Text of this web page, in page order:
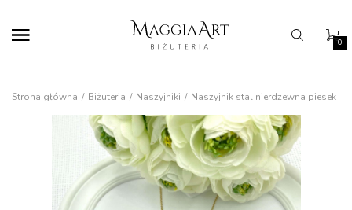
0
Strona główna Biżuteria Naszyjniki Naszyjnik stal nierdzewna piesek